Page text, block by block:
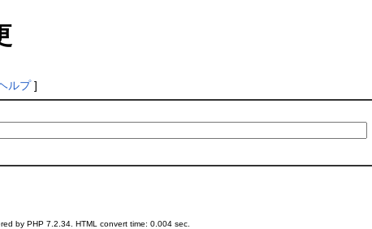
ルプ]
by PHP 7.2.34. HTML convert time: 0.004 sec.